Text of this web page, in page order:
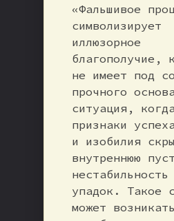
«Фальшивое
символизирует
иллюзорное
благополучие,
не имеет под
прочного
ситуация,
признаки успеха
и изобилия
внутреннюю
упадок. Такое
может